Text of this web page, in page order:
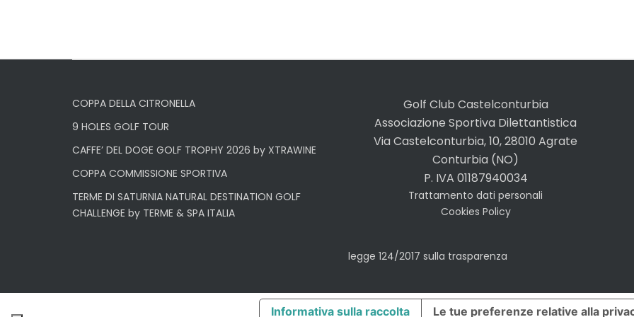
COPPA DELLA CITRONELLA
9 HOLES GOLF TOUR
CAFFE’ DEL DOGE GOLF TROPHY 2026 by XTRAWINE
COPPA COMMISSIONE SPORTIVA
TERME DI SATURNIA NATURAL DESTINATION GOLF
CHALLENGE by TERME & SPA ITALIA
Golf Club Castelconturbia
Associazione Sportiva Dilettantistica
Via Castelconturbia, 10, 28010 Agrate
Conturbia (NO)
P. IVA 01187940034
Trattamento dati personali
Cookies Policy
legge 124/2017 sulla trasparenza
Informativa sulla raccolta Le tue preferenze relative alla